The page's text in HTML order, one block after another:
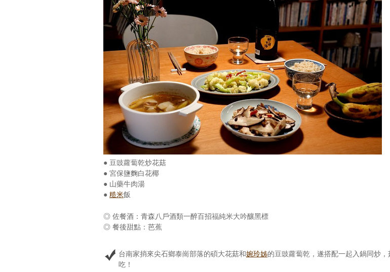
● 豆豉蘿蔔乾炒花菇
● 宮保鹽麴白花椰
● 山藥牛肉湯
● 糙米飯
◎ 佐餐酒：青森八戶酒類一醉百招福純米大吟釀黑標
◎ 餐後甜點：芭蕉
台南家捎來尖石鄉泰崗部落的碩大花菇和婉玲姊的豆豉蘿蔔乾，遂搭配一起入鍋同炒
吃！